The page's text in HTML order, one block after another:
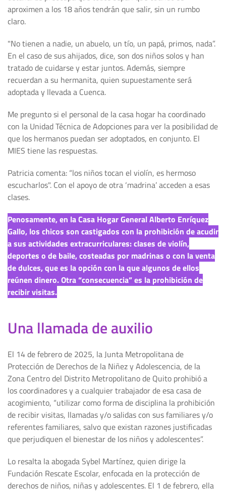
aproximen a los 18 años tendrán que salir, sin un rumbo
claro.
"No tienen a nadie, un abuelo, un tío, un papá, primos, nada”.
En el caso de sus ahijados, dice, son dos niños solos y han
tratado de cuidarse y estar juntos. Además, siempre
recuerdan a su hermanita, quien supuestamente será
adoptada y llevada a Cuenca.
Me pregunto si el personal de la casa hogar ha coordinado
con la Unidad Técnica de Adopciones para ver la posibilidad de
que los hermanos puedan ser adoptados, en conjunto. El
MIES tiene las respuestas.
Patricia comenta: “los niños tocan el violín, es hermoso
escucharlos". Con el apoyo de otra ‘madrina’ acceden a esas
clases.
Penosamente, en la Casa Hogar General Alberto Enríquez
Gallo, los chicos son castigados con la prohibición de acudir
a sus actividades extracurriculares: clases de violín,
deportes o de baile, costeadas por madrinas o con la venta
de dulces, que es la opción con la que algunos de ellos
reúnen dinero. Otra “consecuencia” es la prohibición de
recibir visitas.
Una llamada de auxilio
El 14 de febrero de 2025, la Junta Metropolitana de
Protección de Derechos de la Niñez y Adolescencia, de la
Zona Centro del Distrito Metropolitano de Quito prohibió a
los coordinadores y a cualquier trabajador de esa casa de
acogimiento, “utilizar como forma de disciplina la prohibición
de recibir visitas, llamadas y/o salidas con sus familiares y/o
referentes familiares, salvo que existan razones justificadas
que perjudiquen el bienestar de los niños y adolescentes”.
Lo resalta la abogada Sybel Martínez, quien dirige la
Fundación Rescate Escolar, enfocada en la protección de
derechos de niños, niñas y adolescentes. El 1 de febrero, ella